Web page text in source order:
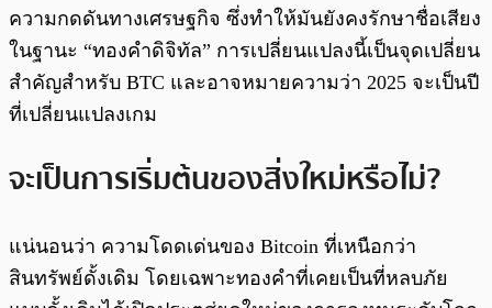
ความกดดันทางเศรษฐกิจ ซึ่งทำให้มันยังคงรักษาชื่อเสียง
ในฐานะ “ทองคำดิจิทัล” การเปลี่ยนแปลงนี้เป็นจุดเปลี่ยน
สำคัญสำหรับ BTC และอาจหมายความว่า 2025 จะเป็นปี
ที่เปลี่ยนแปลงเกม
จะเป็นการเริ่มต้นของสิ่งใหม่หรือไม่?
แน่นอนว่า ความโดดเด่นของ Bitcoin ที่เหนือกว่า
สินทรัพย์ดั้งเดิม โดยเฉพาะทองคำที่เคยเป็นที่หลบภัย